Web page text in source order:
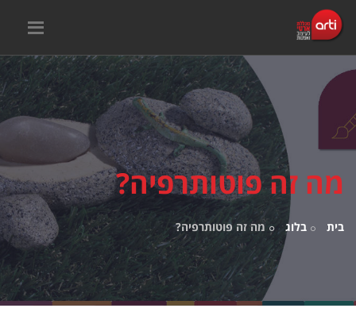
​מה זה פוטותרפיה?
בית בלוג ​מה זה פוטותרפיה?